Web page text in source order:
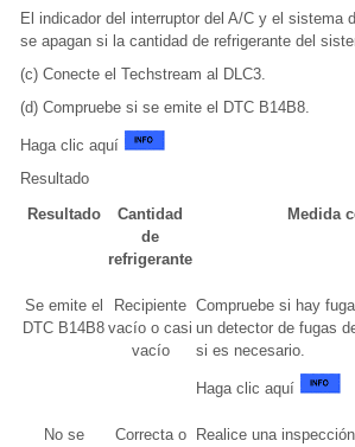
El indicador del interruptor del A/C y el sistema
se apagan si la cantidad de refrigerante del
(c) Conecte el Techstream al DLC3.
(d) Compruebe si se emite el DTC B14B8.
Haga clic aquí
Resultado
Resultado
Cantidad
de
refrigerante
Medida
Se emite el
DTC B14B8
Recipiente
vacío o casi
vacío
Compruebe si hay
un detector de fugas
si es necesario.
Haga clic aquí
No se
Correcta o
Realice una